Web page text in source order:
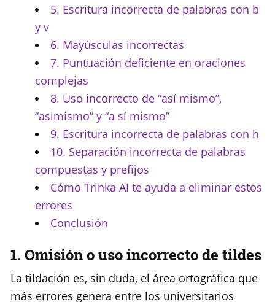
5. Escritura incorrecta de palabras con b
y v
6. Mayúsculas incorrectas
7. Puntuación deficiente en oraciones
complejas
8. Uso incorrecto de “así mismo”,
“asimismo” y “a sí mismo”
9. Escritura incorrecta de palabras con h
10. Separación incorrecta de palabras
compuestas y prefijos
Cómo Trinka AI te ayuda a eliminar estos
errores
Conclusión
1. Omisión o uso incorrecto de tildes
La tildación es, sin duda, el área ortográfica que
más errores genera entre los universitarios